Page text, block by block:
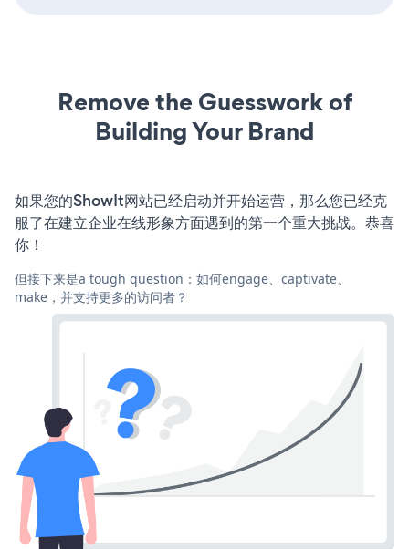
Remove the Guesswork of
Building Your Brand
如果您的ShowIt网站已经启动并开始运营，那么您已经克
服了在建立企业在线形象方面遇到的第一个重大挑战。恭喜
你！
但接下来是a tough question：如何engage、captivate、
make，并支持更多的访问者？